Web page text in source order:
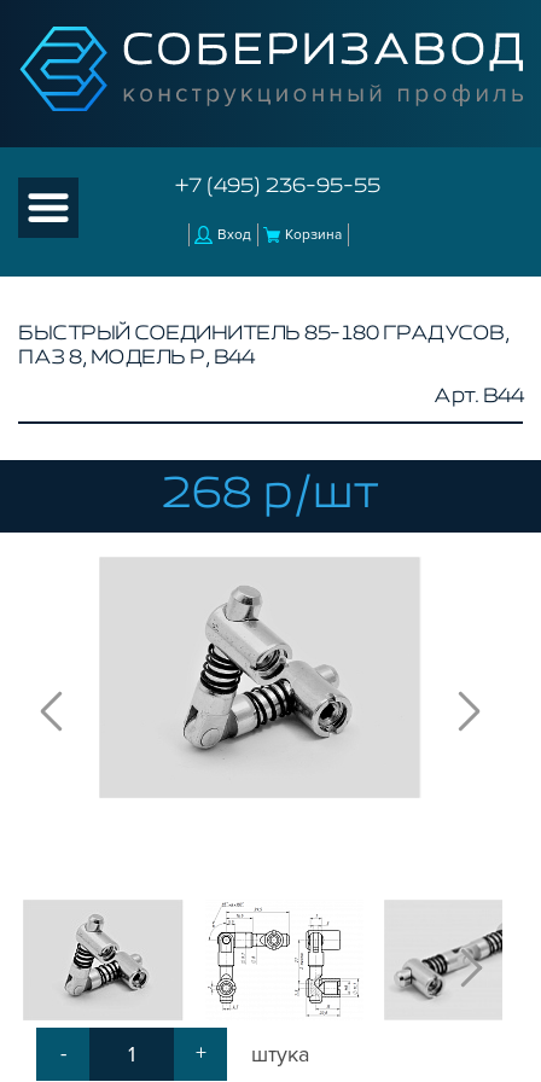
+7 (495) 236-95-55
Вход Корзина
КАТАЛОГ ТОВАРОВ
КОНСТРУКЦИОННЫЙ ПРОФИЛЬ
КОМПЛЕКТУЮЩИЕ К ЧПУ
АКСЕССУАРЫ ДЛЯ V-ПАЗА
Т-БОЛТЫ И Т-ГАЙКИ
УГЛОВЫЕ СОЕДИНИТЕЛИ
СИСТЕМА ТРУБНАЯ МОДУЛЬНАЯ
СИСТЕМА ТРУБНАЯ КОНСТРУКЦИОННАЯ
ВНУТРЕННИЕ УГЛОВЫЕ СОЕДИНИТЕЛИ
2-Х И 3-Х СТОРОННИЕ СОЕДИНИТЕЛИ
АДДИТИВНЫЕ ТОВАРЫ
ОБЩЕСТРОИТЕЛЬНЫЙ ПРОФИЛЬ
ПОДШИПНИКИ
ЛИНЕЙНЫЕ СОЕДИНИТЕЛИ
ДОПОЛНИТЕЛЬНАЯ ОБРАБОТКА
ПАРАЛЛЕЛЬНЫЕ СОЕДИНИТЕЛИ
ПРОМЫШЛЕННАЯ МЕБЕЛЬ
БЫСТРЫЙ СОЕДИНИТЕЛЬ 85-180 ГРАДУСОВ,
ПАЗ 8, МОДЕЛЬ P, B44
Арт. B44
268 р/шт
- + штука